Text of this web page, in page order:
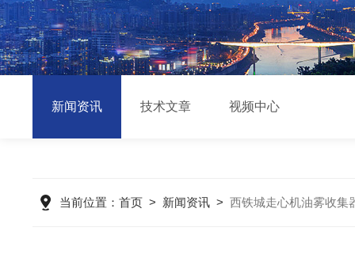
新闻资讯 技术文章 视频中心
当前位置： 首页> 新闻资讯> 西铁城走心机油雾收集